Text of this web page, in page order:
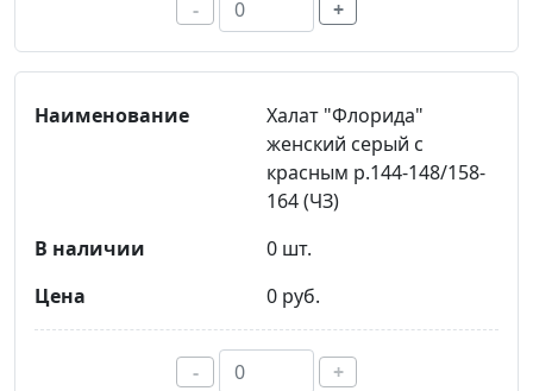
- +
Халат "Флорида"
женский серый с
красным р.144-148/158-
164 (ЧЗ)
0 шт.
0 руб.
- +